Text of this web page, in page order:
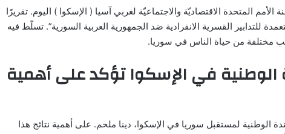
المتحدة الاقتصاديّة والاجتماعيّة لغربي آسيا ( الإسكوا ) اليوم. تقريرًا
للتدابير القسرية الانفرادية ضد الجمهورية العربية السورية”. تسلّط فيه
مختلفة من حياة الناس في سوريا.
الوطنية في الإسكوا تؤكد على أهمية
الوطنية لمستقبل سوريا في الإسكوا، دينا ملحم. على أهمية نتائج هذا